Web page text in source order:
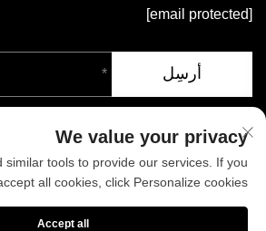
[email protected]
أرسِل
حقوق الطبع والنشر © شركة شيامن فينيكس
We value your privacy
similar tools to provide our services. If you
all cookies, click Personalize cookies.
Accept all